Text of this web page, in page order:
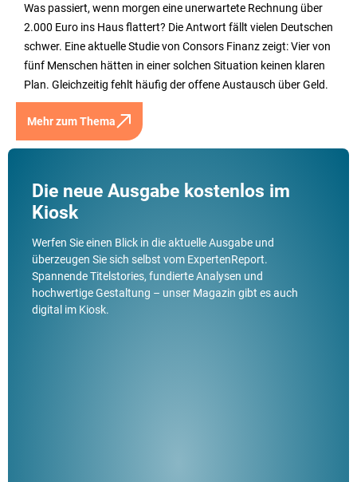
Was passiert, wenn morgen eine unerwartete Rechnung über
2.000 Euro ins Haus flattert? Die Antwort fällt vielen Deutschen
schwer. Eine aktuelle Studie von Consors Finanz zeigt: Vier von
fünf Menschen hätten in einer solchen Situation keinen klaren
Plan. Gleichzeitig fehlt häufig der offene Austausch über Geld.
Mehr zum Thema
Die neue Ausgabe kostenlos im
Kiosk
Werfen Sie einen Blick in die aktuelle Ausgabe und
überzeugen Sie sich selbst vom ExpertenReport.
Spannende Titelstories, fundierte Analysen und
hochwertige Gestaltung – unser Magazin gibt es auch
digital im Kiosk.